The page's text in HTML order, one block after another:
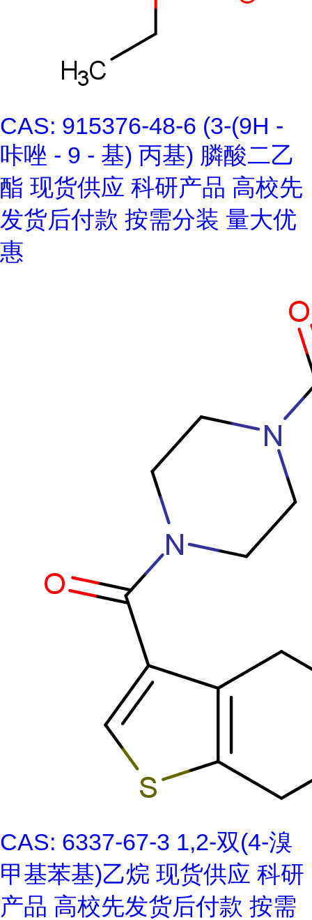
CAS: 915376-48-6 (3-(9H -
咔唑 - 9 - 基) 丙基) 膦酸二乙
酯 现货供应 科研产品 高校先
发货后付款 按需分装 量大优
惠
CAS: 6337-67-3 1,2-双(4-溴
甲基苯基)乙烷 现货供应 科研
产品 高校先发货后付款 按需